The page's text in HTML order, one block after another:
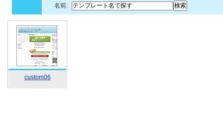
名前:
custom06